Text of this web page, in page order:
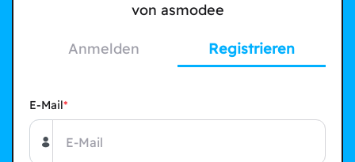
von asmodee
Anmelden Registrieren
E-Mail